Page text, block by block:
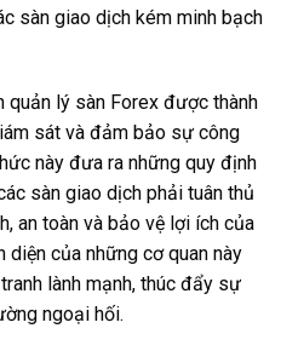
sàn giao dịch kém minh bạch
quản lý sàn Forex được thành
sát và đảm bảo sự công
này đưa ra những quy định
sàn giao dịch phải tuân thủ
an toàn và bảo vệ lợi ích của
của những cơ quan này
lành mạnh, thúc đẩy sự
ngoại hối.